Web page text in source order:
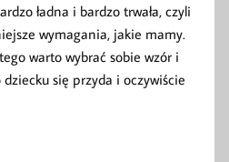
ładna i bardzo trwała, czyli
wymagania, jakie mamy.
warto wybrać sobie wzór i
się przyda i oczywiście